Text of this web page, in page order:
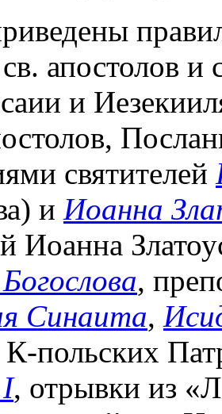
апостолов
и
святителей
и Иоанна
Иоанна
,
Синаита,
польских
, отрывки из